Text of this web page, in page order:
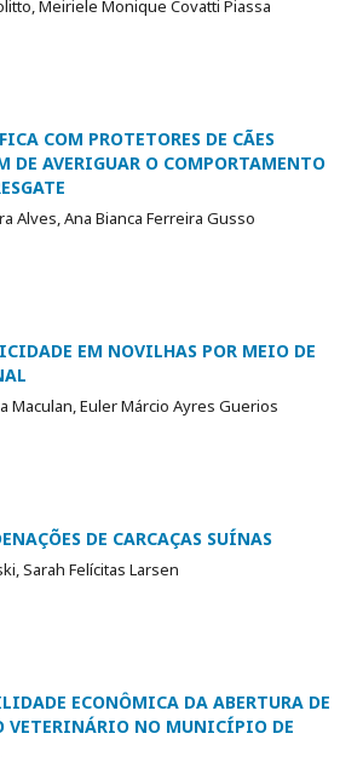
Meiriele Monique Covatti Piassa
COM PROTETORES DE CÃES
DE AVERIGUAR O COMPORTAMENTO
Alves, Ana Bianca Ferreira Gusso
EM NOVILHAS POR MEIO DE
Maculan, Euler Márcio Ayres Guerios
DE CARCAÇAS SUÍNAS
Sarah Felícitas Larsen
ECONÔMICA DA ABERTURA DE
VETERINÁRIO NO MUNICÍPIO DE